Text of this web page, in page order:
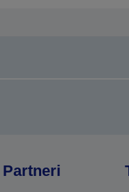
Partneri